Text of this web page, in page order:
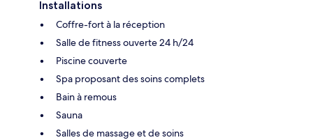
Installations
Coffre-fort à la réception
Salle de fitness ouverte 24 h/24
Piscine couverte
Spa proposant des soins complets
Bain à remous
Sauna
Salles de massage et de soins